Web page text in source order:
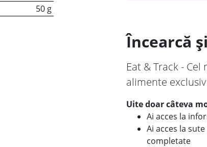
50 g
Încearcă
Eat & Track -
alimente
Uite doar câteva
Ai acces la
Ai acces la
completate